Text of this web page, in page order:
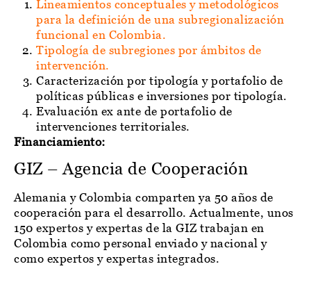
Lineamientos conceptuales y metodológicos
para la definición de una subregionalización
funcional en Colombia.
Tipología de subregiones por ámbitos de
intervención.
Caracterización por tipología y portafolio de
políticas públicas e inversiones por tipología.
Evaluación ex ante de portafolio de
intervenciones territoriales.
Financiamiento:
GIZ – Agencia de Cooperación
Alemania y Colombia comparten ya 50 años de
cooperación para el desarrollo. Actualmente, unos
150 expertos y expertas de la GIZ trabajan en
Colombia como personal enviado y nacional y
como expertos y expertas integrados.